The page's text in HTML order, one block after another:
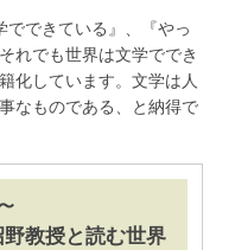
できている』、『やっ
れでも世界は文学ででき
化しています。文学は人
なものである、と納得で
教授と読む世界